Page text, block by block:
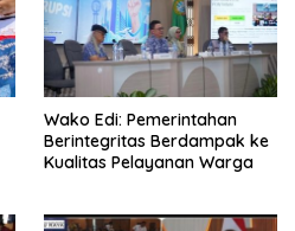
Wako Edi: Pemerintahan
Berintegritas Berdampak ke
Kualitas Pelayanan Warga